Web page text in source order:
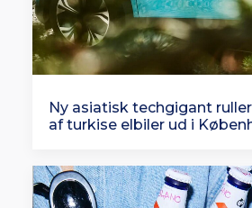
Ny asiatisk techgigant
af turkise elbiler ud i